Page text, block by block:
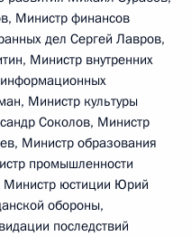
Министр финансов
дел Сергей Лавров,
Министр внутренних
Министр культуры
Соколов, Министр
Министр образования
промышленности
Министр юстиции Юрий
обороны,
последствий